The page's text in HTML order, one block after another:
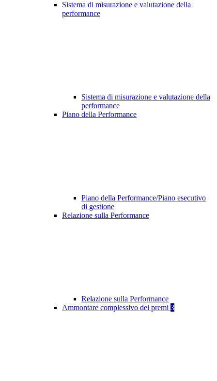
Sistema di misurazione e valutazione della
performance
Sistema di misurazione e valutazione della
performance
Piano della Performance
Piano della Performance/Piano esecutivo
di gestione
Relazione sulla Performance
Relazione sulla Performance
Ammontare complessivo dei premi 3